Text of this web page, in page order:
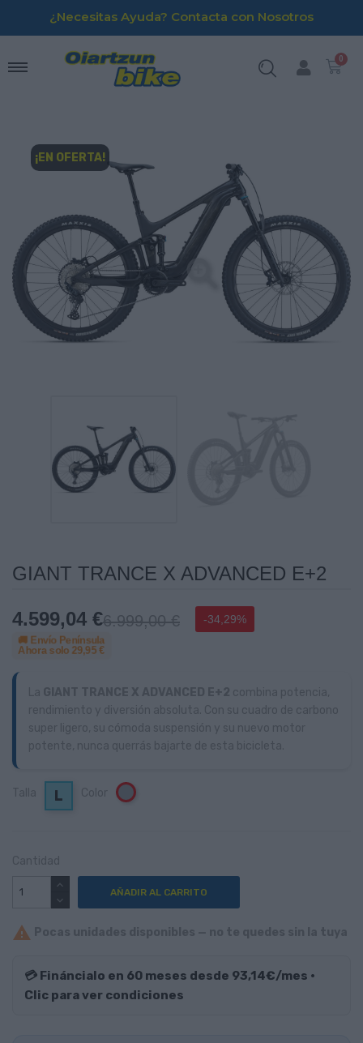
¿Necesitas Ayuda? Contacta con Nosotros
¡EN OFERTA!

GIANT TRANCE X ADVANCED E+2
4.599,04 €6.999,00 € -34,29%
🚚 Envío Península
Ahora solo 29,95 €
L Gris
AÑADIR AL CARRITO

💳 Fináncialo en 60 meses desde 93,14€/mes ·
Clic para ver condiciones